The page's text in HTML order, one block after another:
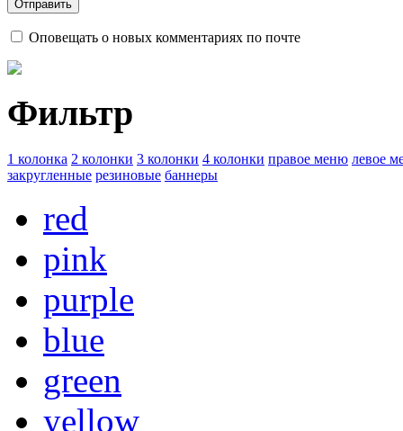
Оповещать о новых комментариях по почте
Фильтр
1 колонка 2 колонки 3 колонки 4 колонки правое меню левое
закругленные резиновые баннеры
red
pink
purple
blue
green
yellow